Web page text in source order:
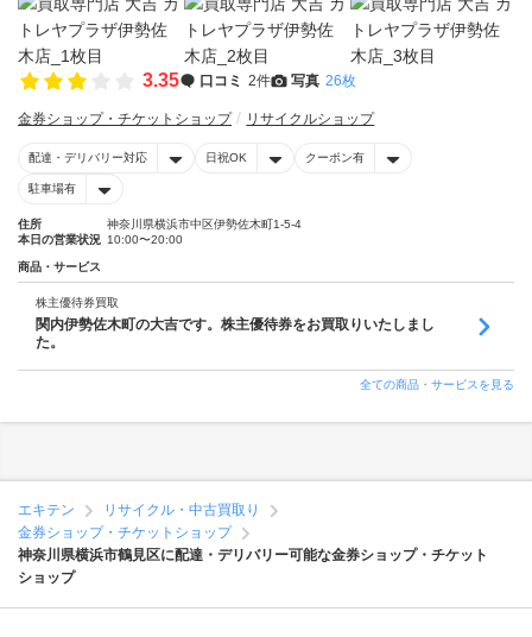
3.35 口コミ 2件 写真 26枚
金券ショップ・チケットショップ リサイクルショップ
配達・デリバリー対応 日祝OK クーポン有
駐車場有
住所
神奈川県横浜市中区伊勢佐木町1-5-4
本日の営業状況 10:00〜20:00
商品・サービス
株主優待券買取
関内伊勢佐木町の大吉です。株主優待券をお買取りいたしまし
た。
全ての商品・サービスを見る
エキテン
リサイクル・中古買取り
金券ショップ・チケットショップ
神奈川県横浜市鶴見区に配達・デリバリー可能な金券ショップ・チケット
ショップ